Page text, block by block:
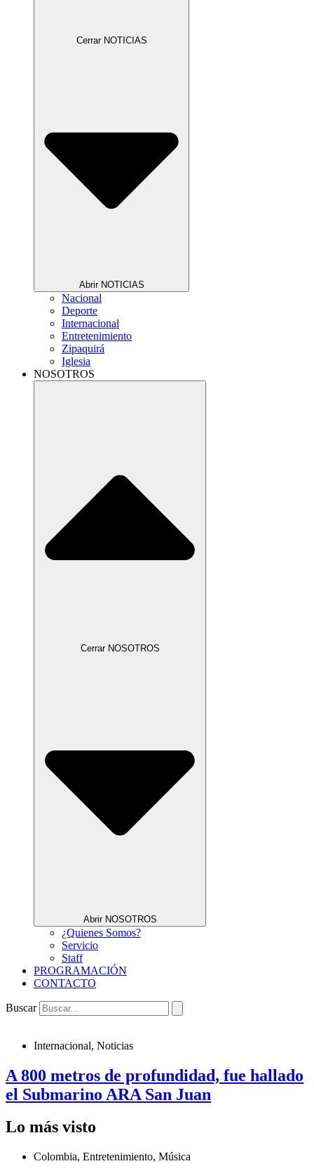
Cerrar NOTICIAS
Abrir NOTICIAS
Nacional
Deporte
Internacional
Entretenimiento
Zipaquirá
Iglesia
NOSOTROS
Cerrar NOSOTROS
Abrir NOSOTROS
¿Quienes Somos?
Servicio
Staff
PROGRAMACIÓN
CONTACTO
Buscar
Internacional, Noticias
A 800 metros de profundidad, fue hallado
el Submarino ARA San Juan
Lo más visto
Colombia, Entretenimiento, Música